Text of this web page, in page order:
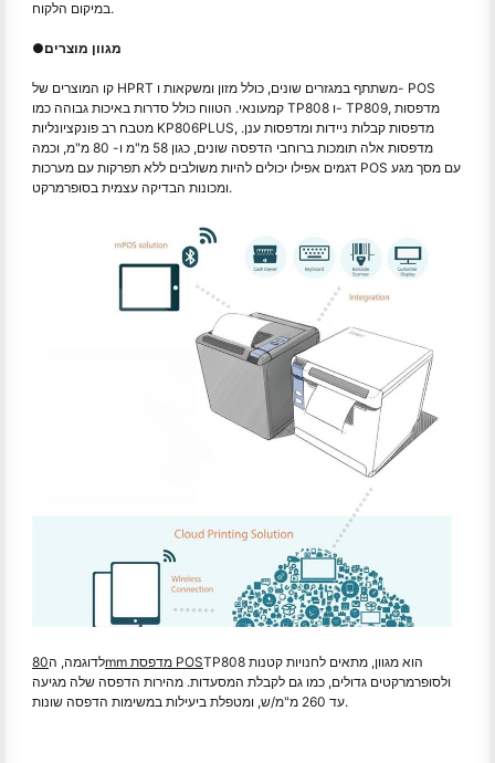
במיקום הלקוח.
●מגוון מוצרים
קו המוצרים של HPRT משתתף במגזרים שונים, כולל מזון ומשקאות ו- POS
קמעונאי. הטווח כולל סדרות באיכות גבוהה כמו TP808 ו- TP809, מדפסות
מטבח רב פונקציונליות KP806PLUS, מדפסות קבלות ניידות ומדפסות ענן.
מדפסות אלה תומכות ברוחבי הדפסה שונים, כגון 58 מ"מ ו- 80 מ"מ, וכמה
דגמים אפילו יכולים להיות משולבים ללא תפרקות עם מערכות POS עם מסך מגע
ומכונות הבדיקה עצמית בסופרמרקט.
לדוגמה, ה 80mm מדפסת POSTP808 הוא מגוון, מתאים לחנויות קטנות
ולסופרמרקטים גדולים, כמו גם לקבלת המסעדות. מהירות הדפסה שלה מגיעה
עד 260 מ"מ/ש, ומטפלת ביעילות במשימות הדפסה שונות.